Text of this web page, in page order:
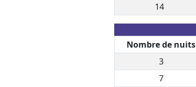
14
Nombre de nuits
3
7